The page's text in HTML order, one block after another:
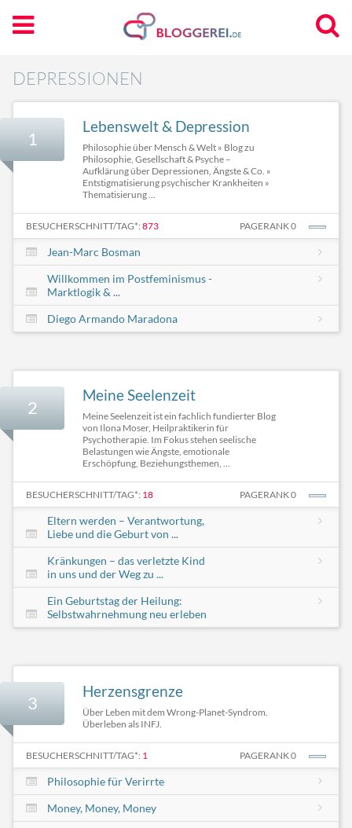
DEPRESSIONEN
1
Lebenswelt & Depression
Philosophie über Mensch & Welt » Blog zu
Philosophie, Gesellschaft & Psyche –
Aufklärung über Depressionen, Ängste & Co. »
Entstigmatisierung psychischer Krankheiten »
Thematisierung ...
BESUCHERSCHNITT/TAG*: 873 PAGERANK 0
Jean-Marc Bosman
Willkommen im Postfeminismus -
Marktlogik & ...
Diego Armando Maradona
2
Meine Seelenzeit
Meine Seelenzeit ist ein fachlich fundierter Blog
von Ilona Moser, Heilpraktikerin für
Psychotherapie. Im Fokus stehen seelische
Belastungen wie Ängste, emotionale
Erschöpfung, Beziehungsthemen, ...
BESUCHERSCHNITT/TAG*: 18 PAGERANK 0
Eltern werden – Verantwortung,
Liebe und die Geburt von ...
Kränkungen – das verletzte Kind
in uns und der Weg zu ...
Ein Geburtstag der Heilung:
Selbstwahrnehmung neu erleben
3
Herzensgrenze
Über Leben mit dem Wrong-Planet-Syndrom.
Überleben als INFJ.
BESUCHERSCHNITT/TAG*: 1 PAGERANK 0
Philosophie für Verirrte
Money, Money, Money